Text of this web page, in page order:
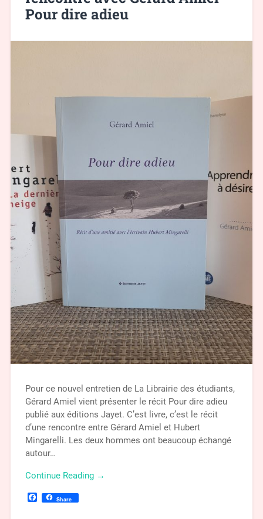
Pour dire adieu
Pour ce nouvel entretien de La Librairie des étudiants,
Gérard Amiel vient présenter le récit Pour dire adieu
publié aux éditions Jayet. C’est livre, c’est le récit
d’une rencontre entre Gérard Amiel et Hubert
Mingarelli. Les deux hommes ont beaucoup échangé
autour…
Continue Reading →
Facebook
Share